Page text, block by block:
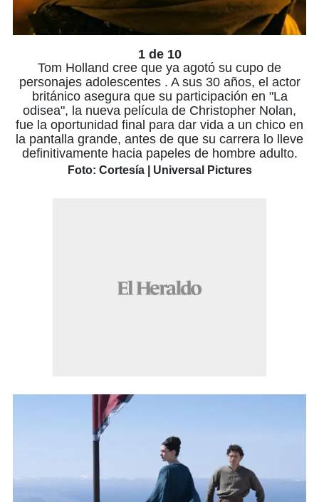
1 de 10
Tom Holland cree que ya agotó su cupo de
personajes adolescentes . A sus 30 años, el actor
británico asegura que su participación en "La
odisea", la nueva película de Christopher Nolan,
fue la oportunidad final para dar vida a un chico en
la pantalla grande, antes de que su carrera lo lleve
definitivamente hacia papeles de hombre adulto.
Foto: Cortesía | Universal Pictures